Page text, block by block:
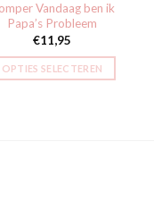
Vandaag ben ik
Papa’s Probleem
€11,95
OPTIES SELECTEREN